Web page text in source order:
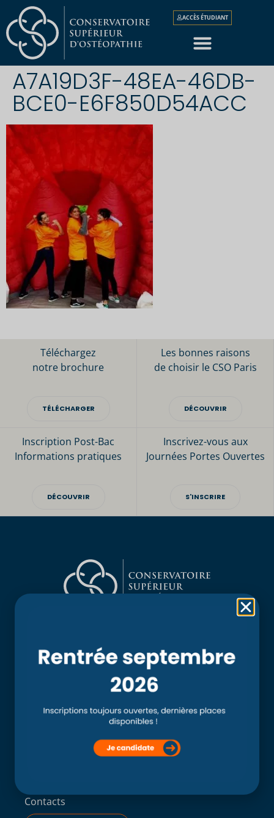
ACCÈS ÉTUDIANT
A7A19D3F-48EA-46DB-
BCE0-E6F850D54ACC
Téléchargez
notre brochure
TÉLÉCHARGER
Les bonnes raisons
de choisir le CSO Paris
DÉCOUVRIR
Inscription Post-Bac
Informations pratiques
DÉCOUVRIR
Inscrivez-vous aux
Journées Portes Ouvertes
S'INSCRIRE
Rubriques
L’école
Clinique externe
Contacts